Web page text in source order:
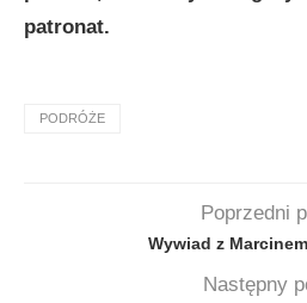
patronat.
PODRÓŻE
Poprzedni
Wywiad z
Następny